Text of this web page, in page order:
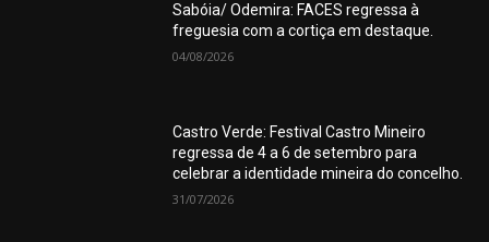
Sabóia/ Odemira: FACES regressa à
freguesia com a cortiça em destaque.
04/08/2026
Castro Verde: Festival Castro Mineiro
regressa de 4 a 6 de setembro para
celebrar a identidade mineira do concelho.
31/07/2026